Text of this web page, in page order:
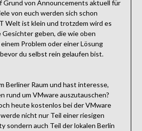
Grund von Announcements aktuell für
von euch werden sich schon
Welt ist klein und trotzdem wird es
Gesichter geben, die wie oben
Problem oder einer Lösung
du selbst rein gelaufen bist.
Berliner Raum und hast interesse,
rund um VMware auszutauschen?
heute kostenlos bei der VMware
nicht nur Teil einer riesigen
sondern auch Teil der lokalen Berlin